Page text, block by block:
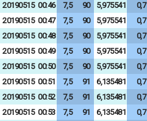
20190515 00:46 7,5 90 5,975541 0,7
20190515 00:47 7,5 90 5,975541 0,7
20190515 00:48 7,5 90 5,975541 0,7
20190515 00:49 7,5 90 5,975541 0,7
20190515 00:50 7,5 90 5,975541 0,7
20190515 00:51 7,5 91 6,135481 0,7
20190515 00:52 7,5 91 6,135481 0,7
20190515 00:53 7,5 91 6,135481 0,7